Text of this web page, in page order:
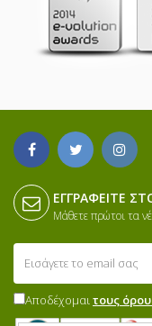
ΕΓΓΡΑΦΕΊΤΕ
Μάθετε πρώτοι τα
Αποδέχομαιτους